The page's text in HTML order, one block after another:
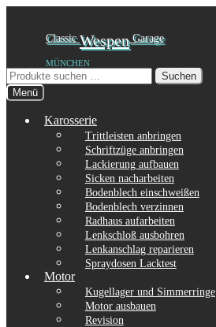
springen
springen
ClassicWespen Garage
MÜNCHEN
Suchen
nach:
Suchen
Menü
Karosserie
Trittleisten anbringen
Schriftzüge anbringen
Lackierung aufbauen
Sicken nacharbeiten
Bodenblech einschweißen
Bodenblech verzinnen
Radhaus aufarbeiten
Lenkschloß ausbohren
Lenkanschlag reparieren
Spraydosen Lacktest
Motor
Kugellager und Simmerringe
Motor ausbauen
Revision